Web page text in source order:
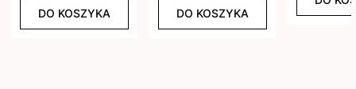
DO KOSZYKA DO KOSZYKA